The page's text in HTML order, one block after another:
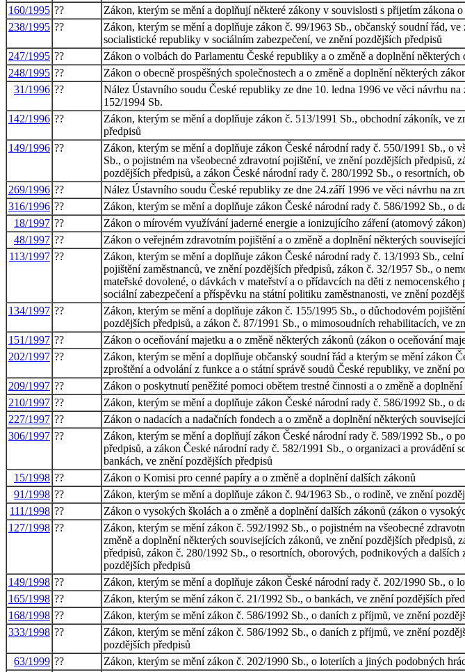
160/1995 ??
Zákon, kterým se mění a doplňují některé zákony v souvislosti s přijetím zákona
238/1995 ??
Zákon, kterým se mění a doplňuje zákon č. 99/1963 Sb., občanský soudní řád,
socialistické republiky v sociálním zabezpečení, ve znění pozdějších předpisů
247/1995 ??
Zákon o volbách do Parlamentu České republiky a o změně a doplnění některých
248/1995 ??
Zákon o obecně prospěšných společnostech a o změně a doplnění některých
31/1996 ??
Nález Ústavního soudu České republiky ze dne 10. ledna 1996 ve věci návrhu
152/1994 Sb.
142/1996 ??
Zákon, kterým se mění a doplňuje zákon č. 513/1991 Sb., obchodní zákoník, ve
předpisů
149/1996 ??
Zákon, kterým se mění a doplňuje zákon České národní rady č. 550/1991 Sb., o
Sb., o pojistném na všeobecné zdravotní pojištění, ve znění pozdějších
pozdějších předpisů, a zákon České národní rady č. 280/1992 Sb., o resortních,
269/1996 ??
Nález Ústavního soudu České republiky ze dne 24.září 1996 ve věci návrhu na
316/1996 ??
Zákon, kterým se mění a doplňuje zákon České národní rady č. 586/1992 Sb., o
18/1997 ??
Zákon o mírovém využívání jaderné energie a ionizujícího záření (atomový
48/1997 ??
Zákon o veřejném zdravotním pojištění a o změně a doplnění některých
113/1997 ??
Zákon, kterým se mění a doplňuje zákon České národní rady č. 13/1993 Sb.,
pojištění zaměstnanců, ve znění pozdějších předpisů, zákon č. 32/1957 Sb., o
mateřské dovolené, o dávkách v mateřství a o přídavcích na děti z
sociální zabezpečení a příspěvku na státní politiku zaměstnanosti, ve znění
134/1997 ??
Zákon, kterým se mění a doplňuje zákon č. 155/1995 Sb., o důchodovém
pozdějších předpisů, a zákon č. 87/1991 Sb., o mimosoudních rehabilitacích, ve
151/1997 ??
Zákon o oceňování majetku a o změně některých zákonů (zákon o oceňování
202/1997 ??
Zákon, kterým se mění a doplňuje občanský soudní řád a kterým se mění
zproštění a odvolání z funkce a o státní správě soudů České republiky, ve znění
209/1997 ??
Zákon o poskytnutí peněžité pomoci obětem trestné činnosti a o změně a
210/1997 ??
Zákon, kterým se mění a doplňuje zákon České národní rady č. 586/1992 Sb., o
227/1997 ??
Zákon o nadacích a nadačních fondech a o změně a doplnění některých
306/1997 ??
Zákon, kterým se mění a doplňují zákon České národní rady č. 589/1992 Sb., o
předpisů, a zákon České národní rady č. 582/1991 Sb., o organizaci a provádění
bankách, ve znění pozdějších předpisů
15/1998 ??
Zákon o Komisi pro cenné papíry a o změně a doplnění dalších zákonů
91/1998 ??
Zákon, kterým se mění a doplňuje zákon č. 94/1963 Sb., o rodině, ve znění
111/1998 ??
Zákon o vysokých školách a o změně a doplnění dalších zákonů (zákon o
127/1998 ??
Zákon, kterým se mění zákon č. 592/1992 Sb., o pojistném na všeobecné
změně a doplnění některých souvisejících zákonů, ve znění pozdějších
předpisů, zákon č. 280/1992 Sb., o resortních, oborových, podnikových a
pozdějších předpisů
149/1998 ??
Zákon, kterým se mění a doplňuje zákon České národní rady č. 202/1990 Sb., o
165/1998 ??
Zákon, kterým se mění zákon č. 21/1992 Sb., o bankách, ve znění pozdějších
168/1998 ??
Zákon, kterým se mění zákon č. 586/1992 Sb., o daních z příjmů, ve znění
333/1998 ??
Zákon, kterým se mění zákon č. 586/1992 Sb., o daních z příjmů, ve znění
pozdějších předpisů
63/1999 ??
Zákon, kterým se mění zákon č. 202/1990 Sb., o loteriích a jiných podobných